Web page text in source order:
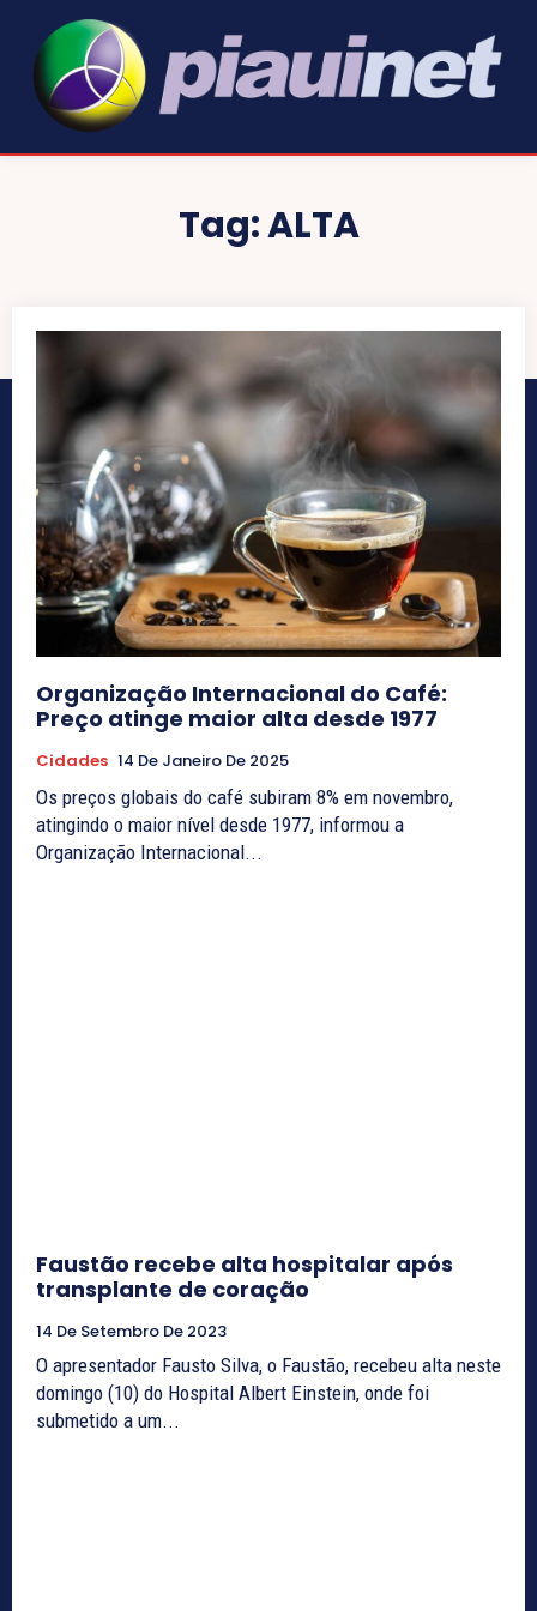
Tag:ALTA
Organização Internacional do Café:
Preço atinge maior alta desde 1977
Cidades 14 De Janeiro De 2025
Os preços globais do café subiram 8% em novembro,
atingindo o maior nível desde 1977, informou a
Organização Internacional...
Faustão recebe alta hospitalar após
transplante de coração
14 De Setembro De 2023
O apresentador Fausto Silva, o Faustão, recebeu alta neste
domingo (10) do Hospital Albert Einstein, onde foi
submetido a um...